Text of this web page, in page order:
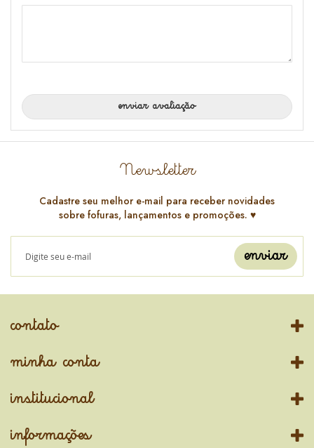
enviar avaliação
Newsletter
Cadastre seu melhor e-mail para receber novidades
sobre fofuras, lançamentos e promoções. ♥️
enviar
contato
minha conta
institucional
informações